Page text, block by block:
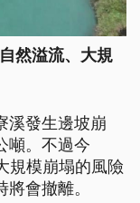
然溢流、大規
溪發生邊坡崩
噸。不過今
規模崩塌的風險
會撤離。